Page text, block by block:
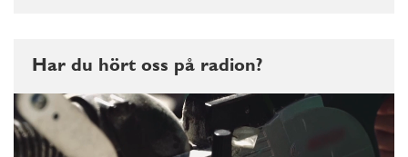
Har du hört oss på radion?